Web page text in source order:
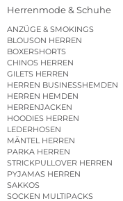
Herrenmode & Schuhe
ANZÜGE & SMOKINGS
BLOUSON HERREN
BOXERSHORTS
CHINOS HERREN
GILETS HERREN
HERREN BUSINESSHEMDEN
HERREN HEMDEN
HERRENJACKEN
HOODIES HERREN
LEDERHOSEN
MÄNTEL HERREN
PARKA HERREN
STRICKPULLOVER HERREN
PYJAMAS HERREN
SAKKOS
SOCKEN MULTIPACKS